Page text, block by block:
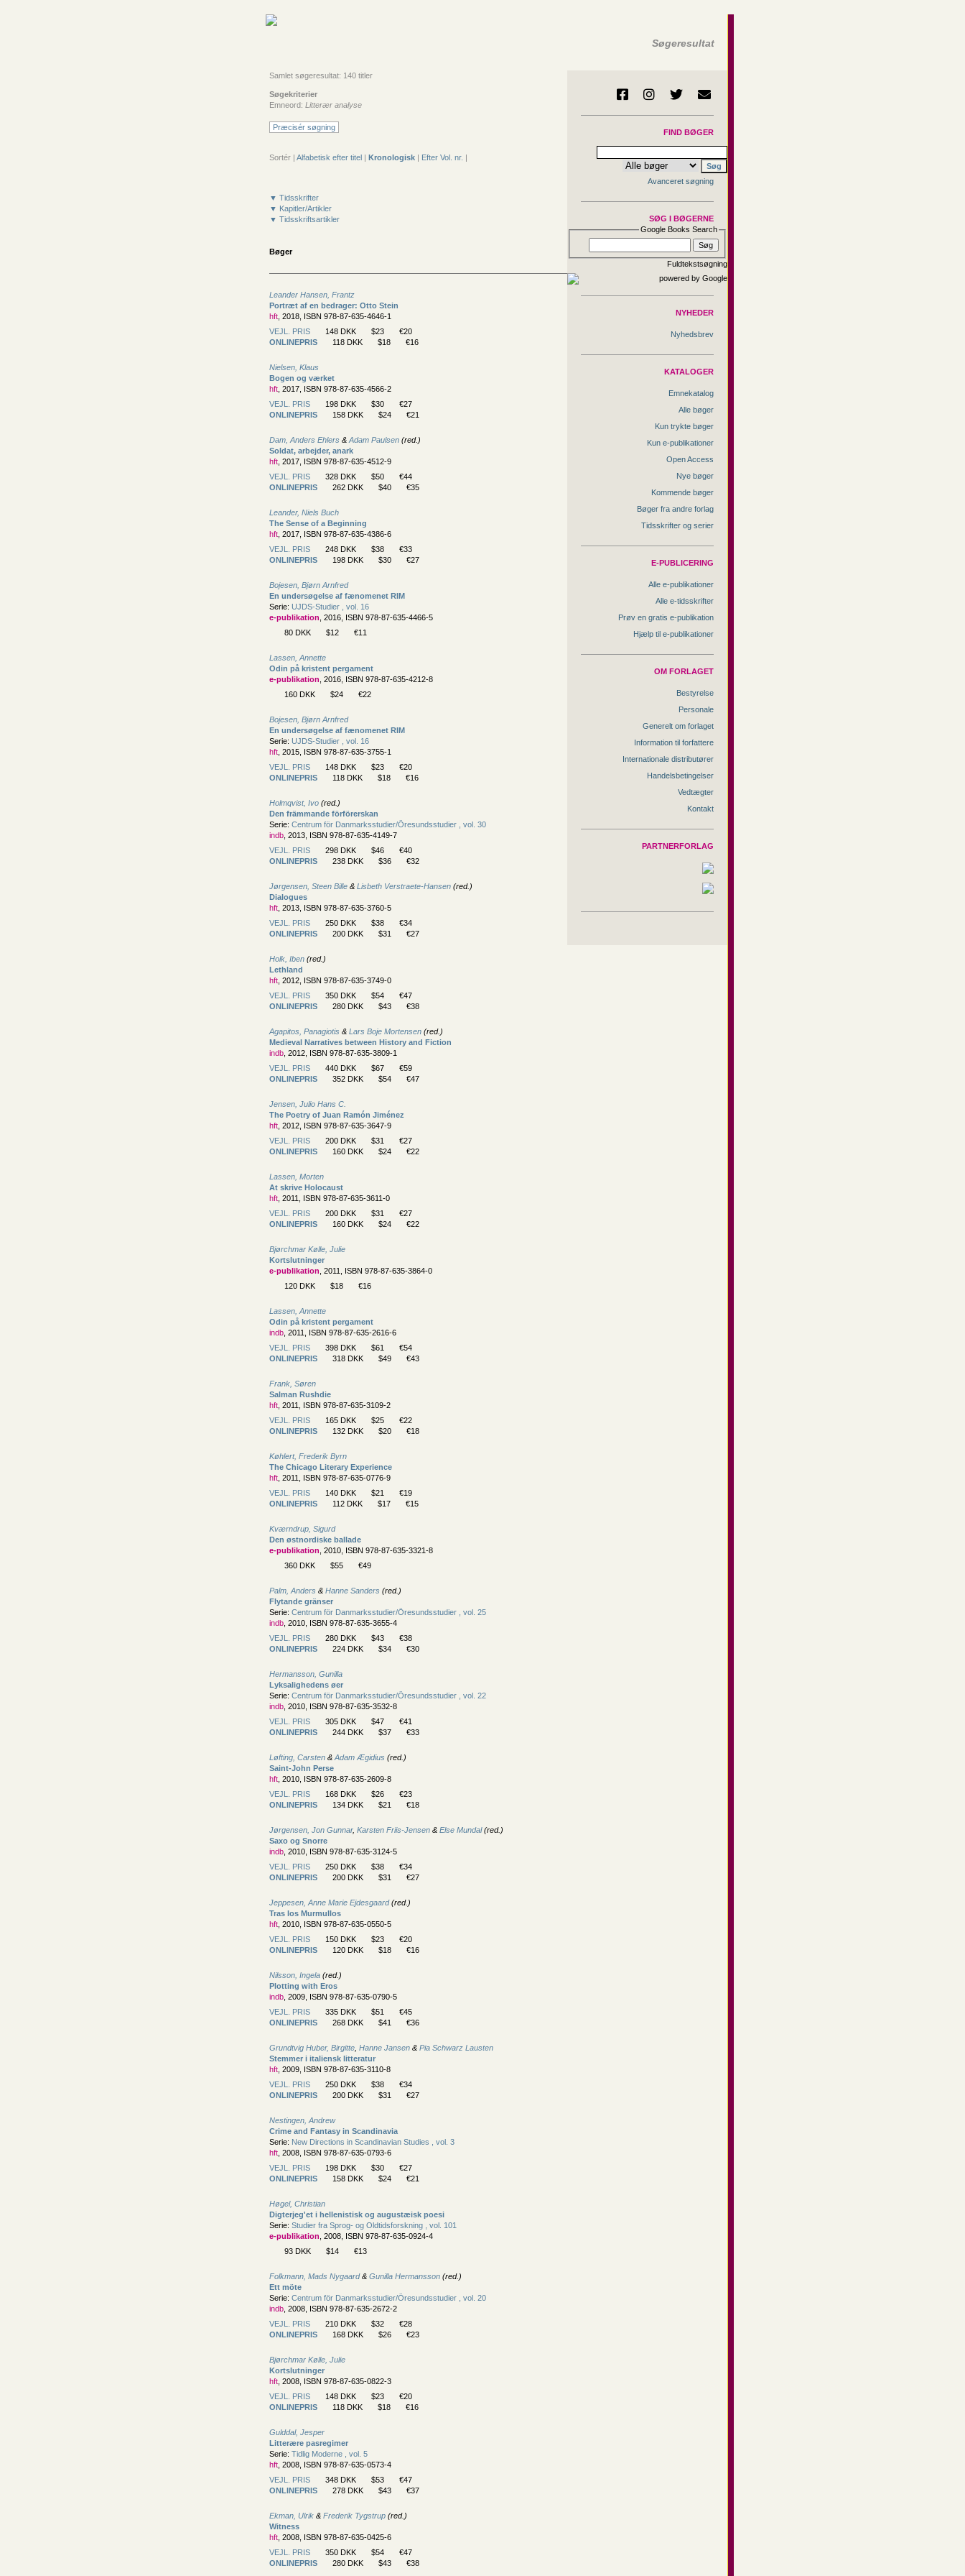
Søgeresultat
Samlet søgeresultat: 140 titler
Søgekriterier
Emneord: Litterær analyse
Præcisér søgning
Sortér | Alfabetisk efter titel | Kronologisk | Efter Vol. nr. |
▼ Tidsskrifter
▼ Kapitler/Artikler
▼ Tidsskriftsartikler
Bøger
Leander Hansen, Frantz
Portræt af en bedrager: Otto Stein
hft , 2018, ISBN 978-87-635-4646-1
VEJL. PRIS
148 DKK $23
€20
ONLINEPRIS
118 DKK $18 €16
Nielsen, Klaus
Bogen og værket
hft , 2017, ISBN 978-87-635-4566-2
VEJL. PRIS
198 DKK $30
€27
ONLINEPRIS
158 DKK $24 €21
Dam, Anders Ehlers & Adam Paulsen (red.)
Soldat, arbejder, anark
hft , 2017, ISBN 978-87-635-4512-9
VEJL. PRIS
328 DKK $50
€44
ONLINEPRIS
262 DKK $40 €35
Leander, Niels Buch
The Sense of a Beginning
hft , 2017, ISBN 978-87-635-4386-6
VEJL. PRIS
248 DKK $38
€33
ONLINEPRIS
198 DKK $30 €27
Bojesen, Bjørn Arnfred
En undersøgelse af fænomenet RIM
Serie: UJDS-Studier , vol. 16
e-publikation , 2016, ISBN 978-87-635-4466-5
80 DKK
$12 €11
Lassen, Annette
Odin på kristent pergament
e-publikation , 2016, ISBN 978-87-635-4212-8
160 DKK
$24 €22
Bojesen, Bjørn Arnfred
En undersøgelse af fænomenet RIM
Serie: UJDS-Studier , vol. 16
hft , 2015, ISBN 978-87-635-3755-1
VEJL. PRIS
148 DKK $23
€20
ONLINEPRIS
118 DKK $18 €16
Holmqvist, Ivo (red.)
Den främmande förförerskan
Serie: Centrum för Danmarksstudier/Öresundsstudier , vol. 30
indb , 2013, ISBN 978-87-635-4149-7
VEJL. PRIS
298 DKK $46
€40
ONLINEPRIS
238 DKK $36 €32
Jørgensen, Steen Bille & Lisbeth Verstraete-Hansen (red.)
Dialogues
hft , 2013, ISBN 978-87-635-3760-5
VEJL. PRIS
250 DKK $38
€34
ONLINEPRIS
200 DKK $31 €27
Holk, Iben (red.)
Lethland
hft , 2012, ISBN 978-87-635-3749-0
VEJL. PRIS
350 DKK $54
€47
ONLINEPRIS
280 DKK $43 €38
Agapitos, Panagiotis & Lars Boje Mortensen (red.)
Medieval Narratives between History and Fiction
indb , 2012, ISBN 978-87-635-3809-1
VEJL. PRIS
440 DKK $67
€59
ONLINEPRIS
352 DKK $54 €47
Jensen, Julio Hans C.
The Poetry of Juan Ramón Jiménez
hft , 2012, ISBN 978-87-635-3647-9
VEJL. PRIS
200 DKK $31
€27
ONLINEPRIS
160 DKK $24 €22
Lassen, Morten
At skrive Holocaust
hft , 2011, ISBN 978-87-635-3611-0
VEJL. PRIS
200 DKK $31
€27
ONLINEPRIS
160 DKK $24 €22
Bjørchmar Kølle, Julie
Kortslutninger
e-publikation , 2011, ISBN 978-87-635-3864-0
120 DKK
$18 €16
Lassen, Annette
Odin på kristent pergament
indb , 2011, ISBN 978-87-635-2616-6
VEJL. PRIS
398 DKK $61
€54
ONLINEPRIS
318 DKK $49 €43
Frank, Søren
Salman Rushdie
hft , 2011, ISBN 978-87-635-3109-2
VEJL. PRIS
165 DKK $25
€22
ONLINEPRIS
132 DKK $20 €18
Køhlert, Frederik Byrn
The Chicago Literary Experience
hft , 2011, ISBN 978-87-635-0776-9
VEJL. PRIS
140 DKK $21
€19
ONLINEPRIS
112 DKK $17 €15
Kværndrup, Sigurd
Den østnordiske ballade
e-publikation , 2010, ISBN 978-87-635-3321-8
360 DKK
$55 €49
Palm, Anders & Hanne Sanders (red.)
Flytande gränser
Serie: Centrum för Danmarksstudier/Öresundsstudier , vol. 25
indb , 2010, ISBN 978-87-635-3655-4
VEJL. PRIS
280 DKK $43
€38
ONLINEPRIS
224 DKK $34 €30
Hermansson, Gunilla
Lyksalighedens øer
Serie: Centrum för Danmarksstudier/Öresundsstudier , vol. 22
indb , 2010, ISBN 978-87-635-3532-8
VEJL. PRIS
305 DKK $47
€41
ONLINEPRIS
244 DKK $37 €33
Løfting, Carsten & Adam Ægidius (red.)
Saint-John Perse
hft , 2010, ISBN 978-87-635-2609-8
VEJL. PRIS
168 DKK $26
€23
ONLINEPRIS
134 DKK $21 €18
Jørgensen, Jon Gunnar, Karsten Friis-Jensen & Else Mundal(red.)
Saxo og Snorre
indb , 2010, ISBN 978-87-635-3124-5
VEJL. PRIS
250 DKK $38
€34
ONLINEPRIS
200 DKK $31 €27
Jeppesen, Anne Marie Ejdesgaard(red.)
Tras los Murmullos
hft , 2010, ISBN 978-87-635-0550-5
VEJL. PRIS
150 DKK $23
€20
ONLINEPRIS
120 DKK $18 €16
Nilsson, Ingela (red.)
Plotting with Eros
indb , 2009, ISBN 978-87-635-0790-5
VEJL. PRIS
335 DKK $51
€45
ONLINEPRIS
268 DKK $41 €36
Grundtvig Huber, Birgitte Hanne Jansen & Pia Schwarz Lausten
Stemmer i italiensk litteratur
hft , 2009, ISBN 978-87-635-3110-8
VEJL. PRIS
250 DKK $38
€34
ONLINEPRIS
200 DKK $31 €27
Nestingen, Andrew
Crime and Fantasy in Scandinavia
Serie: New Directions in Scandinavian Studies , vol. 3
hft , 2008, ISBN 978-87-635-0793-6
VEJL. PRIS
198 DKK $30
€27
ONLINEPRIS
158 DKK $24 €21
Høgel, Christian
Digterjeg'et i hellenistisk og augustæisk poesi
Serie: Studier fra Sprog- og Oldtidsforskning , vol. 101
e-publikation , 2008, ISBN 978-87-635-0924-4
93 DKK
$14 €13
Folkmann, Mads Nygaard& Gunilla Hermansson (red.)
Ett möte
Serie: Centrum för Danmarksstudier/Öresundsstudier , vol. 20
indb , 2008, ISBN 978-87-635-2672-2
VEJL. PRIS
210 DKK $32
€28
ONLINEPRIS
168 DKK $26 €23
Bjørchmar Kølle, Julie
Kortslutninger
hft , 2008, ISBN 978-87-635-0822-3
VEJL. PRIS
148 DKK $23
€20
ONLINEPRIS
118 DKK $18 €16
Gulddal, Jesper
Litterære pasregimer
Serie: Tidlig Moderne , vol. 5
hft , 2008, ISBN 978-87-635-0573-4
VEJL. PRIS
348 DKK $53
€47
ONLINEPRIS
278 DKK $43 €37
Ekman, Ulrik & Frederik Tygstrup (red.)
Witness
hft , 2008, ISBN 978-87-635-0425-6
VEJL. PRIS
350 DKK $54
€47
ONLINEPRIS
280 DKK $43 €38
FIND BØGER
Avanceret søgning
SØG I BØGERNE
Google Books Search
Fuldtekstsøgning
NYHEDER
Nyhedsbrev
KATALOGER
Emnekatalog
Alle bøger
Kun trykte bøger
Kun e-publikationer
Open Access
Nye bøger
Kommende bøger
Bøger fra andre forlag
Tidsskrifter og serier
E-PUBLICERING
Alle e-publikationer
Alle e-tidsskrifter
Prøv en gratis e-publikation
Hjælp til e-publikationer
OM FORLAGET
Bestyrelse
Personale
Generelt om forlaget
Information til forfattere
Internationale distributører
Handelsbetingelser
Vedtægter
Kontakt
PARTNERFORLAG